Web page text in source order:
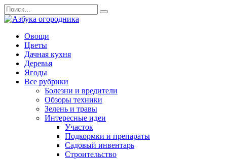
Перейти
к
содержанию
Search
for:
Овощи
Цветы
Дачная кухня
Деревья
Ягоды
Все рубрики
Болезни и вредители
Обзоры техники
Зелень и травы
Интересные идеи
Участок
Подкормки и препараты
Садовый инвентарь
Строительство